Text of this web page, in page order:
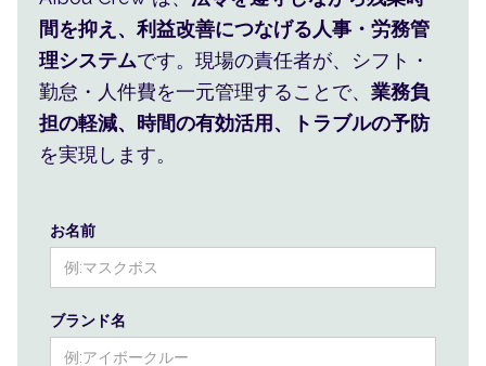
め、現場の判断を楽にします。
間を抑え、利益改善につなげる人事・労務管
理システムです。現場の責任者が、シフト・
勤怠・人件費を一元管理することで、 業務負
担の軽減、時間の有効活用、トラブルの予防
を実現します。
お名前
ブランド名